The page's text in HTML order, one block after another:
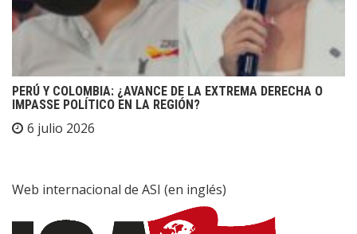
PERÚ Y COLOMBIA: ¿AVANCE DE LA EXTREMA DERECHA O
IMPASSE POLÍTICO EN LA REGIÓN?
6 julio 2026
Web internacional de ASI (en inglés)